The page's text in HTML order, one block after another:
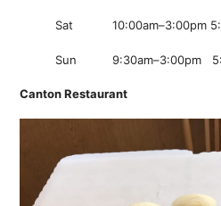
Sat 10:00am–3:00pm
Sun 9:30am–3:00pm
Canton Restaurant